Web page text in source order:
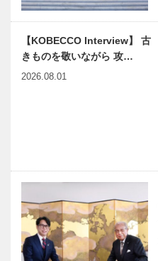
神戸偉人伝外伝 ～知られ
ざる偉業～ （64）後編
と思える仲間
が多くいる“
圧倒的…
兵庫県医師会
の「みんなの
医療社会学」
第167回
【KOBECCO Interview】 古
きものを敬いながら 攻…
2026.08.01